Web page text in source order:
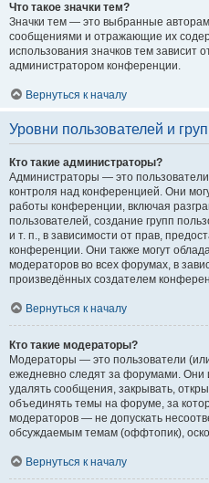
Что такое значки тем?
Значки тем — это выбранные
сообщениями и отражающие их
использования значков тем зависит
администратором конференции.
Вернуться к началу
Уровни пользователей и
Кто такие администраторы?
Администраторы — это
контроля над конференцией. Они
работы конференции, включая
пользователей, создание групп
и т. п., в зависимости от прав,
конференции. Они также могут
модераторов во всех форумах, в
произведённых создателем
Вернуться к началу
Кто такие модераторы?
Модераторы — это пользователи
ежедневно следят за форумами. Они
удалять сообщения, закрывать,
объединять темы на форуме, за
модераторов — не допускать
обсуждаемым темам (оффтопик),
Вернуться к началу